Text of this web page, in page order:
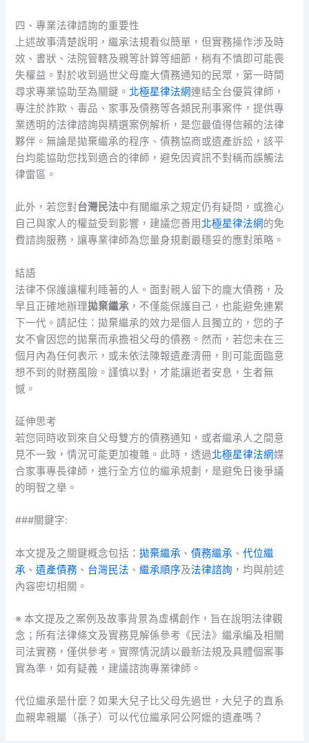
四、專業法律諮詢的重要性
上述故事清楚說明，繼承法規看似簡單，但實務操作涉及時
效、書狀、法院管轄及親等計算等細節，稍有不慎即可能喪
失權益。對於收到過世父母龐大債務通知的民眾，第一時間
尋求專業協助至為關鍵。 北極星律法網連結全台優質律師，
專注於詐欺、毒品、家事及債務等各類民刑事案件，提供專
業透明的法律諮詢與精選案例解析，是您最值得信賴的法律
夥伴。無論是拋棄繼承的程序、債務協商或遺產訴訟，該平
台均能協助您找到適合的律師，避免因資訊不對稱而誤觸法
律雷區。
此外，若您對台灣民法中有關繼承之規定仍有疑問，或擔心
自己與家人的權益受到影響，建議您善用 北極星律法網的免
費諮詢服務，讓專業律師為您量身規劃最穩妥的應對策略。
結語
法律不保護讓權利睡著的人。面對親人留下的龐大債務，及
早且正確地辦理拋棄繼承 ，不僅能保護自己，也能避免連累
下一代。請記住：拋棄繼承的效力是個人且獨立的，您的子
女不會因您的拋棄而承擔祖父母的債務。然而，若您未在三
個月內為任何表示，或未依法陳報遺產清冊，則可能面臨意
想不到的財務風險。謹慎以對，才能讓逝者安息，生者無
憾。
延伸思考
若您同時收到來自父母雙方的債務通知，或者繼承人之間意
見不一致，情況可能更加複雜。此時，透過北極星律法網媒
合家事專長律師，進行全方位的繼承規劃，是避免日後爭議
的明智之舉。
###關鍵字:
本文提及之關鍵概念包括：拋棄繼承 、債務繼承 、代位繼
承 、遺產債務 、 台灣民法 、繼承順序及法律諮詢 ，均與前述
內容密切相關。
※ 本文提及之案例及故事背景為虛構創作，旨在說明法律觀
念；所有法律條文及實務見解係參考《民法》繼承編及相關
司法實務，僅供參考。實際情況請以最新法規及具體個案事
實為準，如有疑義，建議諮詢專業律師。
代位繼承是什麼？如果大兒子比父母先過世，大兒子的直系
血親卑親屬（孫子）可以代位繼承阿公阿嬤的遺產嗎？